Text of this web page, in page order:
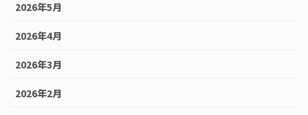
2026年5月
2026年4月
2026年3月
2026年2月